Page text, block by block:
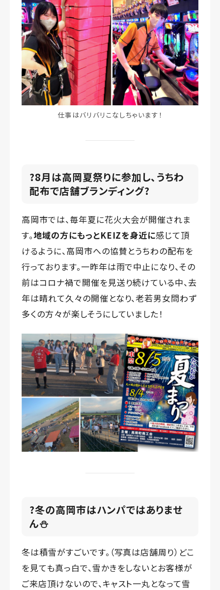
仕事はバリバリこなしちゃいます！
?8月は高岡夏祭りに参加し、うちわ
配布で店舗ブランディング?
高岡市では、毎年夏に花火大会が開催されま
す。地域の方にもっとKEIZを身近に感じて頂
けるように、高岡市への協賛とうちわの配布を
行っております。一昨年は雨で中止になり、その
前はコロナ禍で開催を見送り続けている中、去
年は晴れて久々の開催となり、老若男女問わず
多くの方々が楽しそうにしていました！
?冬の高岡市はハンパではありませ
ん⛄
冬は積雪がすごいです。（写真は店舗周り）どこ
を見ても真っ白で、雪かきをしないとお客様が
ご来店頂けないので、キャスト一丸となって雪